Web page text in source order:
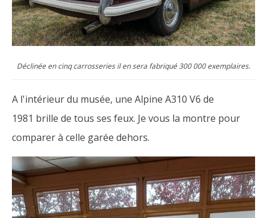
Déclinée en cinq carrosseries il en sera fabriqué 300 000 exemplaires.
A l'intérieur du musée, une Alpine A310 V6 de
1981 brille de tous ses feux. Je vous la montre pour
comparer à celle garée dehors.